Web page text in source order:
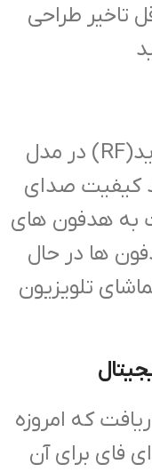
تاخیر طراحی
( هدفون های رادیویی جدید(RF) در مدل
کیفیت صدای
به هدفون های
ها در حال
تلویزیون
که امروزه
فای برای آن